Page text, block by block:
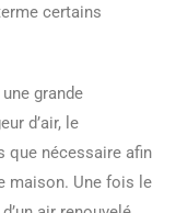
certains
grande
d’air, le
que nécessaire afin
maison. Une fois le